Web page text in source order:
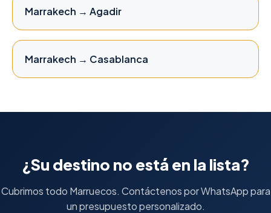
Marrakech → Agadir
Marrakech → Casablanca
¿Su destino no está en la lista?
Cubrimos todo Marruecos. Contáctenos por WhatsApp para
un presupuesto personalizado.